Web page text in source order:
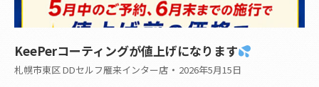
KeePerコーティングが値上げになります
札幌市東区 DDセルフ雁来インター店 2026年5月15日